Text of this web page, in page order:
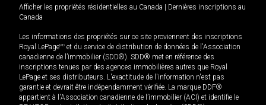
Afficher les propriétés résidentielles au Canada
Dernières inscriptions au
Canada
Les informations des propriétés sur ce site proviennent des inscriptions
Royal LePageMD et du service de distribution de données de l'Association
canadienne de l’immobilier (SDD®). SDD® met en référence des
inscriptions tenues par des agences immobilières autres que Royal
LePage et ses distributeurs. L'exactitude de l'information n'est pas
garantie et devrait être indépendamment vérifiée. La marque DDF®
appartient à l'Association canadienne de l’immobilier (ACI) et identifie le